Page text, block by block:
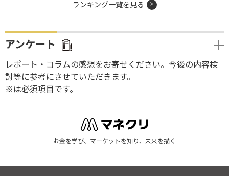
ランキング一覧を見る
アンケート
レポート・コラムの感想をお寄せください。今後の内容検
討等に参考にさせていただきます。
※は必須項目です。
お金を学び、マーケットを知り、未来を描く